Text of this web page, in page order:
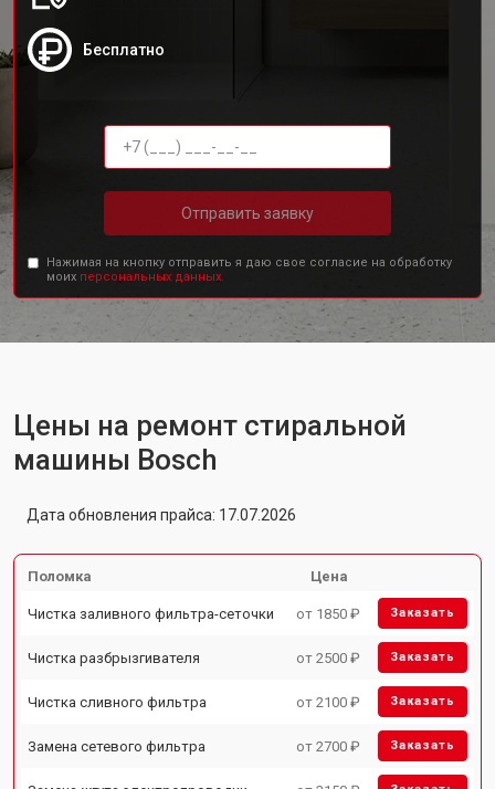
Бесплатно
Отправить заявку
Нажимая на кнопку отправить я даю свое согласие на обработку
моих персональных данных.
Цены на ремонт стиральной
машины Bosch
Дата обновления прайса: 17.07.2026
Поломка Цена
Чистка заливного фильтра-сеточки от 1850 ₽ Заказать
Чистка разбрызгивателя от 2500 ₽ Заказать
Чистка сливного фильтра от 2100 ₽ Заказать
Замена сетевого фильтра от 2700 ₽ Заказать